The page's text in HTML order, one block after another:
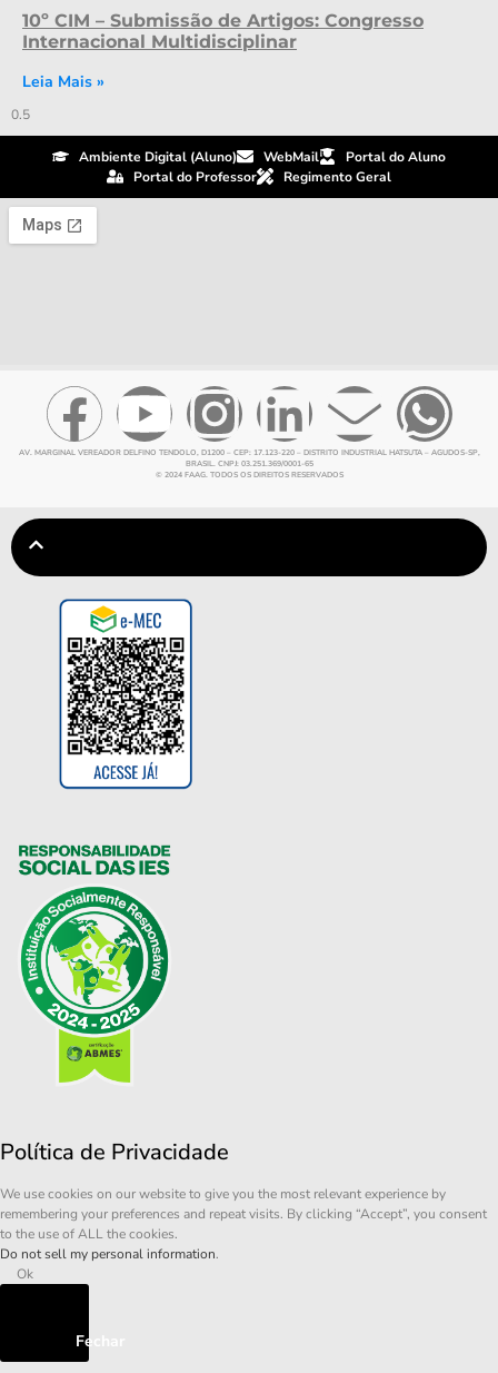
10º CIM – Submissão de Artigos: Congresso
Internacional Multidisciplinar
Leia Mais »
Ambiente Digital (Aluno) WebMail
Portal do Aluno
Portal do Professor
Regimento Geral
AV. MARGINAL VEREADOR DELFINO TENDOLO, D1200 – CEP: 17.123-220 – DISTRITO INDUSTRIAL HATSUTA – AGUDOS-SP,
BRASIL. CNPJ: 03.251.369/0001-65
© 2024 FAAG. TODOS OS DIREITOS RESERVADOS
Política de Privacidade
We use cookies on our website to give you the most relevant experience by
remembering your preferences and repeat visits. By clicking “Accept”, you consent
to the use of ALL the cookies.
Do not sell my personal information.
Ok
Fechar